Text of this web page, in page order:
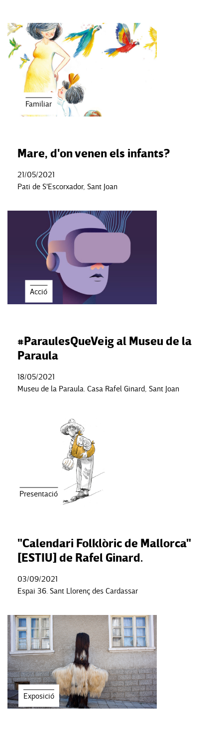
Familiar
Mare, d'on venen els infants?
21/05/2021
Pati de S'Escorxador, Sant Joan
Acció
#ParaulesQueVeig al Museu de la
Paraula
18/05/2021
Museu de la Paraula. Casa Rafel Ginard, Sant Joan
Presentació
"Calendari Folklòric de Mallorca"
[ESTIU] de Rafel Ginard.
03/09/2021
Espai 36. Sant Llorenç des Cardassar
Exposició